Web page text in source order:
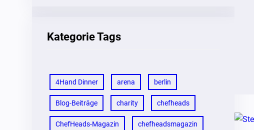
Kategorie Tags
4Hand Dinner arena berlin
Blog-Beiträge charity chefheads
ChefHeads-Magazin chefheadsmagazin